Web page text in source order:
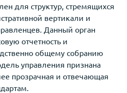
для структур, стремящихся
вертикали и
Данный орган
отчетность и
общему собранию
управления признана
прозрачная и отвечающая